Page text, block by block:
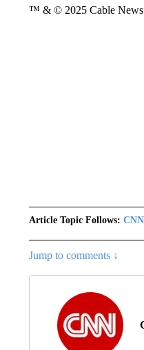
™ & © 2025 Cable News
Article Topic Follows:
Jump to comments ↓